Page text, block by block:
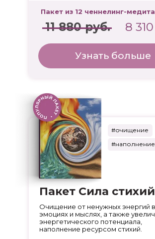
#очищение
Пакет Сила стихий
Очищение от ненужных энергий в
эмоциях и мыслях, а также
энергетического потенциала,
наполнение ресурсом стихий.
11 880 руб. 8
Пакет из 12 ченнелинг-
Узнать больше